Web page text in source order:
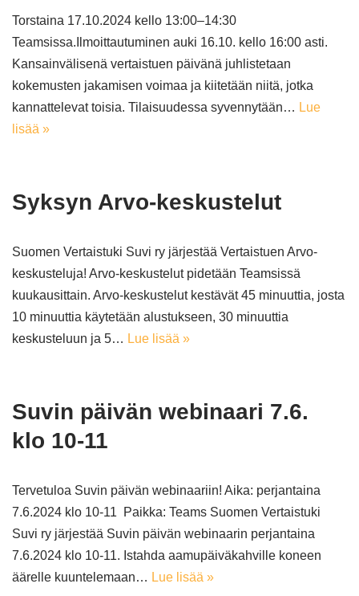
Torstaina 17.10.2024 kello 13:00–14:30
Teamsissa.Ilmoittautuminen auki 16.10. kello 16:00 asti.
Kansainvälisenä vertaistuen päivänä juhlistetaan
kokemusten jakamisen voimaa ja kiitetään niitä, jotka
kannattelevat toisia. Tilaisuudessa syvennytään… Lue
lisää »
Syksyn Arvo-keskustelut
Suomen Vertaistuki Suvi ry järjestää Vertaistuen Arvo-
keskusteluja! Arvo-keskustelut pidetään Teamsissä
kuukausittain. Arvo-keskustelut kestävät 45 minuuttia, josta
10 minuuttia käytetään alustukseen, 30 minuuttia
keskusteluun ja 5… Lue lisää »
Suvin päivän webinaari 7.6.
klo 10-11
Tervetuloa Suvin päivän webinaariin! Aika: perjantaina
7.6.2024 klo 10-11 Paikka: Teams Suomen Vertaistuki
Suvi ry järjestää Suvin päivän webinaarin perjantaina
7.6.2024 klo 10-11. Istahda aamupäiväkahville koneen
äärelle kuuntelemaan… Lue lisää »